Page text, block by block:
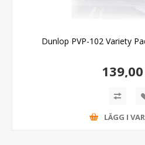
Dunlop PVP-102 Variety
LÄGG I